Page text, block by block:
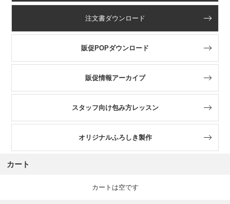
注文書ダウンロード
販促POPダウンロード
販促情報アーカイブ
スタッフ向け包み方レッスン
オリジナルふろしき製作
カート
カートは空です